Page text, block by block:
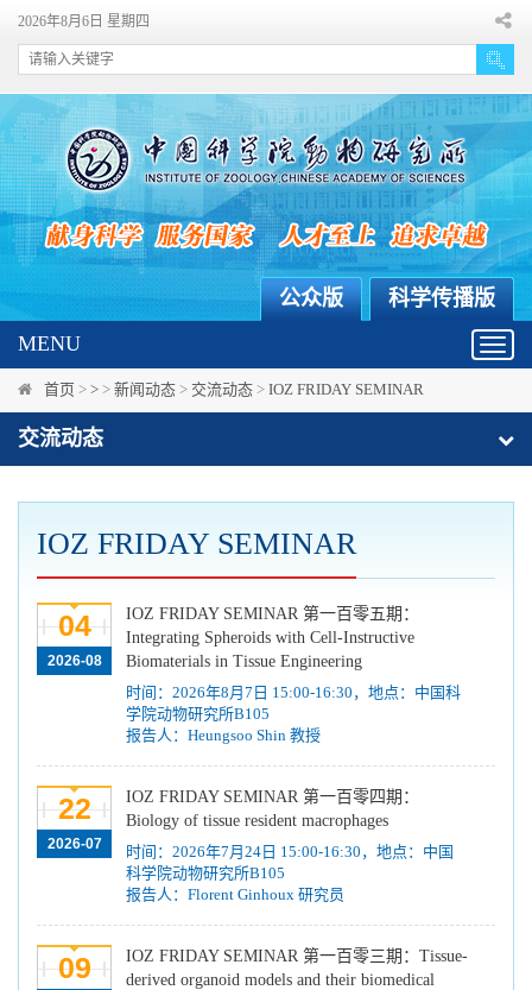
2026年8月6日 星期四
科学传播版
公众版
MENU
首页 > > > 新闻动态 > 交流动态 > IOZ FRIDAY SEMINAR
交流动态
IOZ FRIDAY SEMINAR
04
2026-08
IOZ FRIDAY SEMINAR 第一百零五期：
Integrating Spheroids with Cell-Instructive
Biomaterials in Tissue Engineering
时间：2026年8月7日 15:00-16:30，地点：中国科
学院动物研究所B105
报告人：Heungsoo Shin 教授
22
2026-07
IOZ FRIDAY SEMINAR 第一百零四期：
Biology of tissue resident macrophages
时间：2026年7月24日 15:00-16:30，地点：中国
科学院动物研究所B105
报告人：Florent Ginhoux 研究员
09
IOZ FRIDAY SEMINAR 第一百零三期：Tissue-
derived organoid models and their biomedical